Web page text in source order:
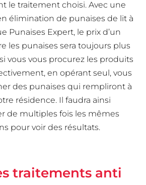
le traitement choisi. Avec une
élimination de punaises de lit à
Punaises Expert, le prix d’un
les punaises sera toujours plus
vous vous procurez les produits
en opérant seul, vous
des punaises qui rempliront à
résidence. Il faudra ainsi
de multiples fois les mêmes
pour voir des résultats.
traitements anti